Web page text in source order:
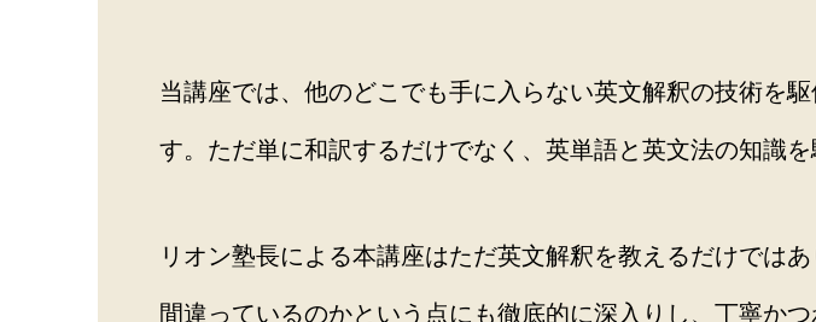
当講座では、他のどこでも手に入らない英文解釈の技術を
す。ただ単に和訳するだけでなく、英単語と英文法の知識
リオン塾長による本講座はただ英文解釈を教えるだけでは
間違っているのかという点にも徹底的に深入りし、丁寧かつ